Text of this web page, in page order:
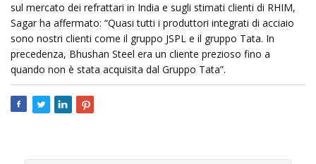
sul mercato dei refrattari in India e sugli stimati clienti di RHIM,
Sagar ha affermato: “Quasi tutti i produttori integrati di acciaio
sono nostri clienti come il gruppo JSPL e il gruppo Tata. In
precedenza, Bhushan Steel era un cliente prezioso fino a
quando non è stata acquisita dal Gruppo Tata”.